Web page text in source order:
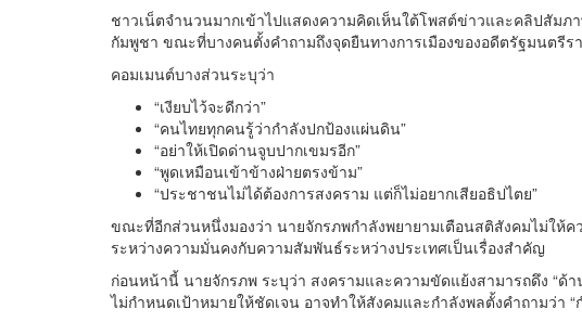
ชาวเน็ตจำนวนมากเข้าไปแสดงความคิดเห็นใต้โพสต์ข่าวและคลิปสัมภ
กัมพูชา ขณะที่บางคนตั้งคำถามถึงจุดยืนทางการเมืองของอดีตรัฐมนตรีร
คอมเมนต์บางส่วนระบุว่า
“เงียบไว้จะดีกว่า”
“คนไทยทุกคนรู้ว่ากำลังปกป้องแผ่นดิน”
“อย่าให้เปิดด่านจูบปากเขมรอีก”
“พูดเหมือนเข้าข้างฝ่ายตรงข้าม”
“ประชาชนไม่ได้ต้องการสงคราม แต่ก็ไม่อยากเสียอธิปไตย”
ขณะที่อีกส่วนหนึ่งมองว่า นายจักรภพกำลังพยายามเตือนสติสังคมไม่ให้
ระหว่างความมั่นคงกับความสัมพันธ์ระหว่างประเทศเป็นเรื่องสำคัญ
ก่อนหน้านี้ นายจักรภพ ระบุว่า สงครามและความขัดแย้งสามารถดึง “ด้
ไม่กำหนดเป้าหมายให้ชัดเจน อาจทำให้สังคมและกำลังพลตั้งคำถามว่า “